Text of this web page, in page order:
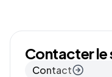
Contacter
Contact